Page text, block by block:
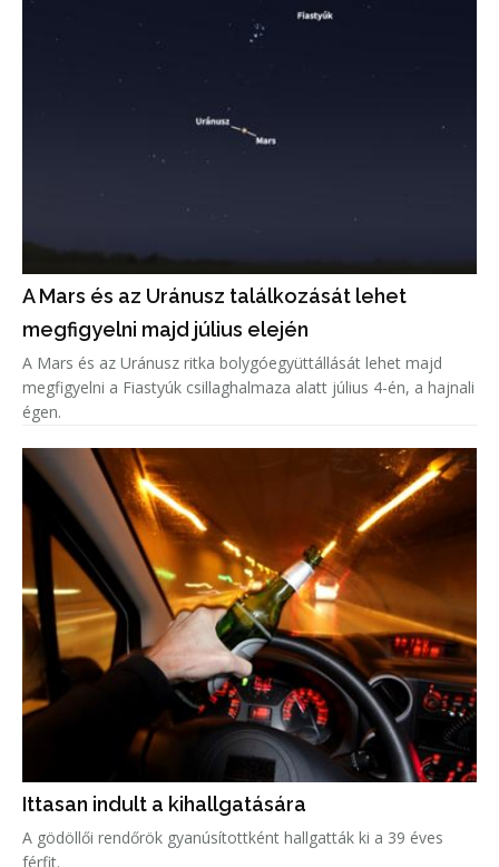
A Mars és az Uránusz találkozását lehet
megfigyelni majd július elején
A Mars és az Uránusz ritka bolygóegyüttállását lehet majd
megfigyelni a Fiastyúk csillaghalmaza alatt július 4-én, a hajnali
égen.
Ittasan indult a kihallgatására
A gödöllői rendőrök gyanúsítottként hallgatták ki a 39 éves
férfit.